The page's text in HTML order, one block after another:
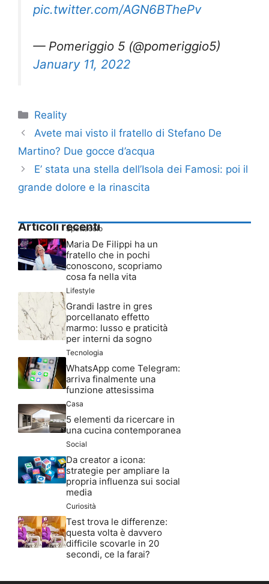
pic.twitter.com/AGN6BThePv
— Pomeriggio 5 (@pomeriggio5)
January 11, 2022
Categorie
Reality
Avete mai visto il fratello di Stefano De
Martino? Due gocce d’acqua
E’ stata una stella dell’Isola dei Famosi: poi il
grande dolore e la rinascita
Articoli recenti
Spettacolo
Maria De Filippi ha un
fratello che in pochi
conoscono, scopriamo
cosa fa nella vita
Lifestyle
Grandi lastre in gres
porcellanato effetto
marmo: lusso e praticità
per interni da sogno
Tecnologia
WhatsApp come Telegram:
arriva finalmente una
funzione attesissima
Casa
5 elementi da ricercare in
una cucina contemporanea
Social
Da creator a icona:
strategie per ampliare la
propria influenza sui social
media
Curiosità
Test trova le differenze:
questa volta è davvero
difficile scovarle in 20
secondi, ce la farai?